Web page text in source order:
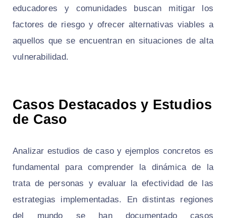
educadores y comunidades buscan mitigar los
factores de riesgo y ofrecer alternativas viables a
aquellos que se encuentran en situaciones de alta
vulnerabilidad.
Casos Destacados y Estudios
de Caso
Analizar estudios de caso y ejemplos concretos es
fundamental para comprender la dinámica de la
trata de personas y evaluar la efectividad de las
estrategias implementadas. En distintas regiones
del mundo se han documentado casos